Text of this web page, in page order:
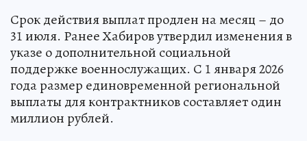
Срок действия выплат продлен на месяц – до
31 июля. Ранее Хабиров утвердил изменения в
указе о дополнительной социальной
поддержке военнослужащих. С 1 января 2026
года размер единовременной региональной
выплаты для контрактников составляет один
миллион рублей.